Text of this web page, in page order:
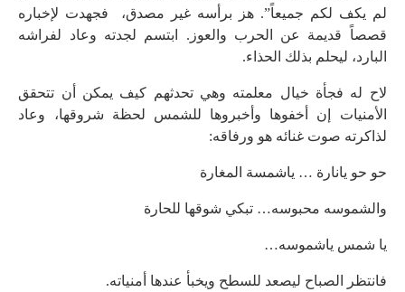
لم يكف لكم جميعاً”. هز برأسه غير مصدق، فجهدت لإخباره
قصصاً قديمة عن الحرب والعوز. ابتسم لجدته وعاد لفراشه
البارد، ليحلم بذلك الحذاء.
لاح له فجأة خيال معلمته وهي تحدثهم كيف يمكن أن تتحقق
الأمنيات إن أخفوها وأخبروها للشمس لحظة شروقها، وعاد
لذاكرته صوت غنائه هو ورفاقه:
حو حو يانارة … ياشمسة المغارة
والشموسه محبوسه… تبكي شوقها للحارة
يا شمس ياشموسه…
فانتظر الصباح ليصعد للسطح ويخبأ عندها أمنياته.